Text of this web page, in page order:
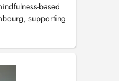
based
supporting
experiencing
or
or